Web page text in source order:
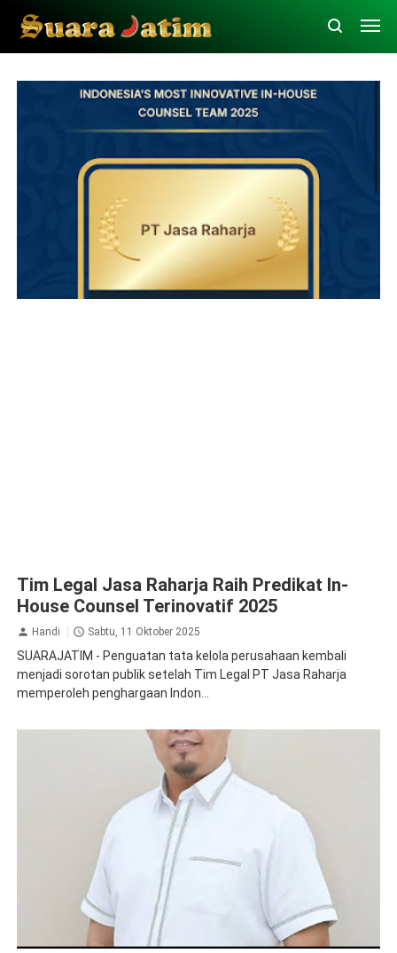
Tim Legal Jasa Raharja Raih Predikat In-
House Counsel Terinovatif 2025
Handi Sabtu, 11 Oktober 2025
SUARAJATIM - Penguatan tata kelola perusahaan kembali
menjadi sorotan publik setelah Tim Legal PT Jasa Raharja
memperoleh penghargaan Indon...